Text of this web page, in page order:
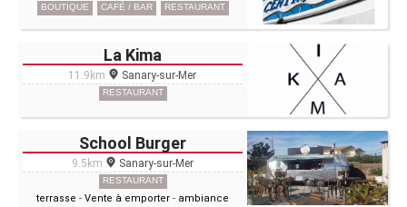
BOUTIQUE CAFÉ / BAR RESTAURANT
La Kima
11.9km Sanary-sur-Mer
RESTAURANT
School Burger
9.5km Sanary-sur-Mer
RESTAURANT
terrasse - Vente à emporter - ambiance